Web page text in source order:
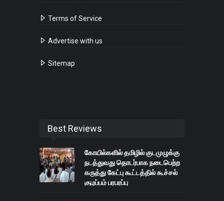
Terms of Service
Advertise with us
Sitemap
Best Reviews
கோயில்களில் தமிழில் குடமுழுக்கு
நடத்துவது தொடர்பாக நடைபெற்ற
கருத்து கேட்பு கூட்டத்தில் கூச்சல்
குழப்பம் பரபரப்பு